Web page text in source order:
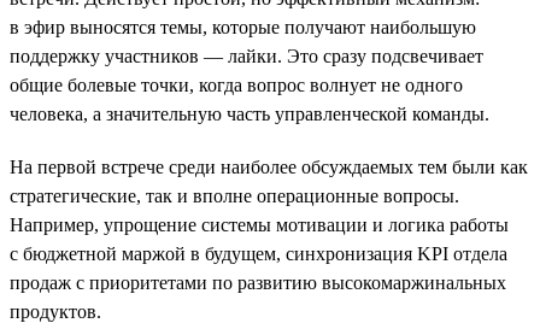
в эфир выносятся темы, которые получают наибольшую
поддержку участников — лайки. Это сразу подсвечивает
общие болевые точки, когда вопрос волнует не одного
человека, а значительную часть управленческой команды.
На первой встрече среди наиболее обсуждаемых тем были как
стратегические, так и вполне операционные вопросы.
Например, упрощение системы мотивации и логика работы
с бюджетной маржой в будущем, синхронизация KPI отдела
продаж с приоритетами по развитию высокомаржинальных
продуктов.